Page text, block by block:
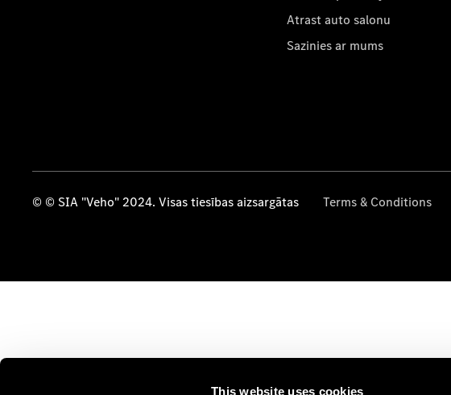
This website uses cookies
Atrast auto salonu
Sazinies ar mums
© © SIA "Veho" 2024. Visas tiesības aizsargātas Terms & Conditions